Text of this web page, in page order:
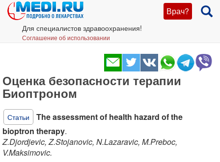
Врач?
Для специалистов здравоохранения!
Соглашение об использовании
Оценка безопасности терапии
Биоптроном
Статьи
The assessment of health hazard of the
bioptron therapy.
Z.Djordjevic, Z.Stojanovic, N.Lazaravic, M.Preboc,
V.Maksimovic.